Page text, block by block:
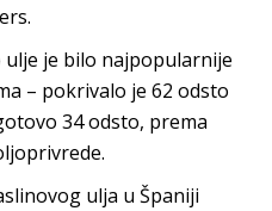
je bilo najpopularnije
– pokrivalo je 62 odsto
34 odsto, prema
ulja u Španiji